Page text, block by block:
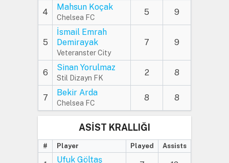
4
Mahsun Koçak
Chelsea FC
5 9
5
İsmail Emrah
Demirayak
Veteranster City
7 9
6
Sinan Yorulmaz
Stil Dizayn FK
2 8
7
Bekir Arda
Chelsea FC
8 8
ASİST KRALLIĞI
# Player Played Assists
Ufuk Göltaş